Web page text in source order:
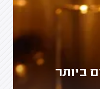
ביותר